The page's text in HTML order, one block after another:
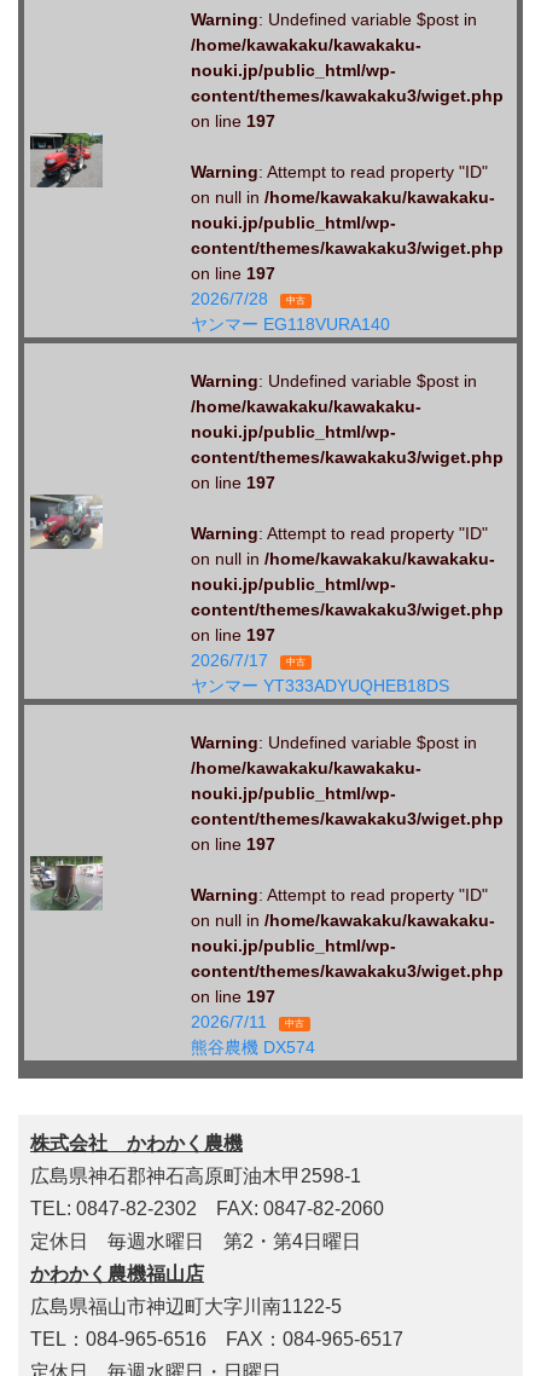
Warning: Undefined variable $post in
/home/kawakaku/kawakaku-
nouki.jp/public_html/wp-
content/themes/kawakaku3/wiget.php
on line 197
Warning: Attempt to read property "ID"
on null in /home/kawakaku/kawakaku-
nouki.jp/public_html/wp-
content/themes/kawakaku3/wiget.php
on line 197
2026/7/28
中古
ヤンマー EG118VURA140
Warning: Undefined variable $post in
/home/kawakaku/kawakaku-
nouki.jp/public_html/wp-
content/themes/kawakaku3/wiget.php
on line 197
Warning: Attempt to read property "ID"
on null in /home/kawakaku/kawakaku-
nouki.jp/public_html/wp-
content/themes/kawakaku3/wiget.php
on line 197
2026/7/17
中古
ヤンマー YT333ADYUQHEB18DS
Warning: Undefined variable $post in
/home/kawakaku/kawakaku-
nouki.jp/public_html/wp-
content/themes/kawakaku3/wiget.php
on line 197
Warning: Attempt to read property "ID"
on null in /home/kawakaku/kawakaku-
nouki.jp/public_html/wp-
content/themes/kawakaku3/wiget.php
on line 197
2026/7/11
中古
熊谷農機 DX574
株式会社 かわかく農機
広島県神石郡神石高原町油木甲2598-1
TEL: 0847-82-2302 FAX: 0847-82-2060
定休日 毎週水曜日 第2・第4日曜日
かわかく農機福山店
広島県福山市神辺町大字川南1122-5
TEL：084-965-6516 FAX：084-965-6517